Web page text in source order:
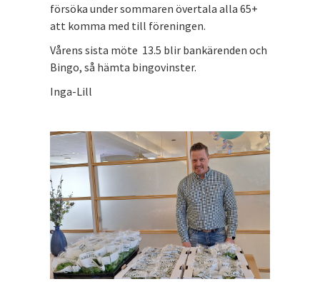
försöka under sommaren övertala alla 65+
att komma med till föreningen.
Vårens sista möte 13.5 blir bankärenden och
Bingo, så hämta bingovinster.
Inga-Lill